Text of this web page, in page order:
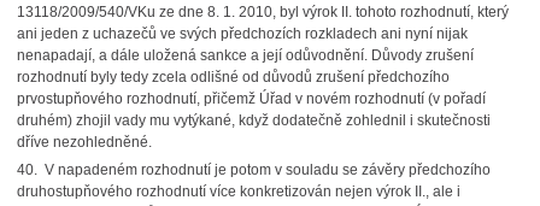
13118/2009/540/VKu ze dne 8. 1. 2010, byl výrok II. tohoto rozhodnutí, který
ani jeden z uchazečů ve svých předchozích rozkladech ani nyní nijak
nenapadají, a dále uložená sankce a její odůvodnění. Důvody zrušení
rozhodnutí byly tedy zcela odlišné od důvodů zrušení předchozího
prvostupňového rozhodnutí, přičemž Úřad v novém rozhodnutí (v pořadí
druhém) zhojil vady mu vytýkané, když dodatečně zohlednil i skutečnosti
dříve nezohledněné.
40. V napadeném rozhodnutí je potom v souladu se závěry předchozího
druhostupňového rozhodnutí více konkretizován nejen výrok II., ale i